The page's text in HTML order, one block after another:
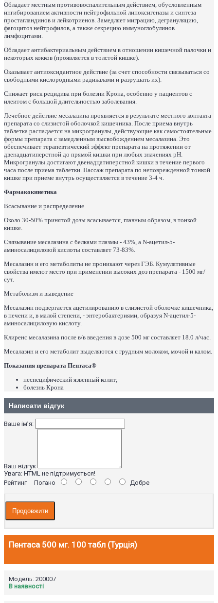
Обладает местным противовоспалительным действием, обусловленным
ингибированием активности нейтрофильной липоксигеназы и синтеза
простагландинов и лейкотриенов. Замедляет миграцию, дегрануляцию,
фагоцитоз нейтрофилов, а также секрецию иммуноглобулинов
лимфоцитами.
Обладает антибактериальным действием в отношении кишечной палочки и
некоторых кокков (проявляется в толстой кишке).
Оказывает антиоксидантное действие (за счет способности связываться со
свободными кислородными радикалами и разрушать их).
Снижает риск рецидива при болезни Крона, особенно у пациентов с
илеитом с большой длительностью заболевания.
Лечебное действие месалазина проявляется в результате местного контакта
препарата со слизистой оболочкой кишечника. После приема внутрь
таблетка распадается на микрогранулы, действующие как самостоятельные
формы препарата с замедленным высвобождением месалазина. Это
обеспечивает терапевтический эффект препарата на протяжении от
двенадцатиперстной до прямой кишки при любых значениях рН.
Микрогранулы достигают двенадцатиперстной кишки в течение первого
часа после приема таблетки. Пассаж препарата по неповрежденной тонкой
кишке при приеме внутрь осуществляется в течение 3-4 ч.
Фармакокинетика
Всасывание и распределение
Около 30-50% принятой дозы всасывается, главным образом, в тонкой
кишке.
Связывание месалазина с белками плазмы - 43%, а N-ацетил-5-
аминосалициловой кислоты составляет 73-83%.
Месалазин и его метаболиты не проникают через ГЭБ. Кумулятивные
свойства имеют место при применении высоких доз препарата - 1500 мг/
сут.
Метаболизм и выведение
Месалазин подвергается ацетилированию в слизистой оболочке кишечника,
в печени и, в малой степени, - энтеробактериями, образуя N-ацетил-5-
аминосалициловую кислоту.
Клиренс месалазина после в/в введения в дозе 500 мг составляет 18.0 л/час.
Месалазин и его метаболит выделяются с грудным молоком, мочой и калом.
Показания препарата Пентаса®
неспецифический язвенный колит;
болезнь Крона
Написати відгук
Ваше ім’я:
Ваш відгук
Увага: HTML не підтримується!
РейтингПогано Добре
Продовжити
Пентаса 500 мг. 100 табл (Турція)
Модель: 200007
В наявності